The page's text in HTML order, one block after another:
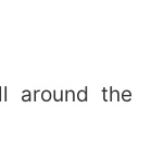
around the